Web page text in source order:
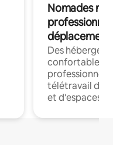
Nomades
déplacement
Des
confortables
professionnels
télétravail
et d'espaces